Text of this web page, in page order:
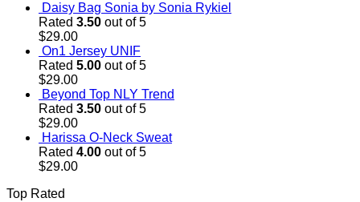
Daisy Bag Sonia by Sonia Rykiel
Rated 3.50 out of 5
$29.00
On1 Jersey UNIF
Rated 5.00 out of 5
$29.00
Beyond Top NLY Trend
Rated 3.50 out of 5
$29.00
Harissa O-Neck Sweat
Rated 4.00 out of 5
$29.00
Top Rated